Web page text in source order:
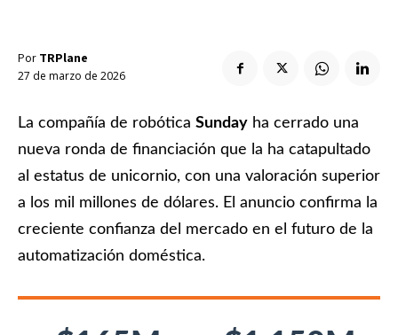
Regulación
Sectores
de Identidad Assistants
Enlaces útiles
Registro / Entrar
Suscribir
Contacto
Transformación
Verificación de Identidad
Writing Assistants
Enlaces útiles
Registro / Entrar Suscribir
Contacto
Por TRPlane
27 de marzo de 2026
La compañía de robótica Sunday ha cerrado una
nueva ronda de financiación que la ha catapultado
al estatus de unicornio, con una valoración superior
a los mil millones de dólares. El anuncio confirma la
creciente confianza del mercado en el futuro de la
automatización doméstica.